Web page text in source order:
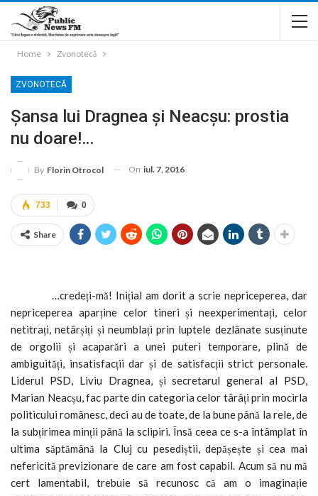
Home Zvonotecă
ZVONOTECĂ
Șansa lui Dragnea și Neacșu: prostia
nu doare!…
By Florin Otrocol On iul. 7, 2016
0
733
Share
…credeți-mă! Inițial am dorit a scrie nepriceperea, dar
nepriceperea aparține celor tineri și neexperimentați, celor
netitrați, netârșiți și neumblați prin luptele dezlânate susținute
de orgolii și acaparări a unei puteri temporare, plină de
ambiguități, insatisfacții dar și de satisfacții strict personale.
Liderul PSD, Liviu Dragnea, și secretarul general al PSD,
Marian Neacșu, fac parte din categoria celor târâți prin mocirla
politicului românesc, deci au de toate, de la bune până la rele, de
la subțirimea minții până la sclipiri. Însă ceea ce s-a întâmplat în
ultima săptămână la Cluj cu pesediștii, depășește și cea mai
nefericită previzionare de care am fost capabil. Acum să nu mă
cert lamentabil, trebuie să recunosc că am o imaginație